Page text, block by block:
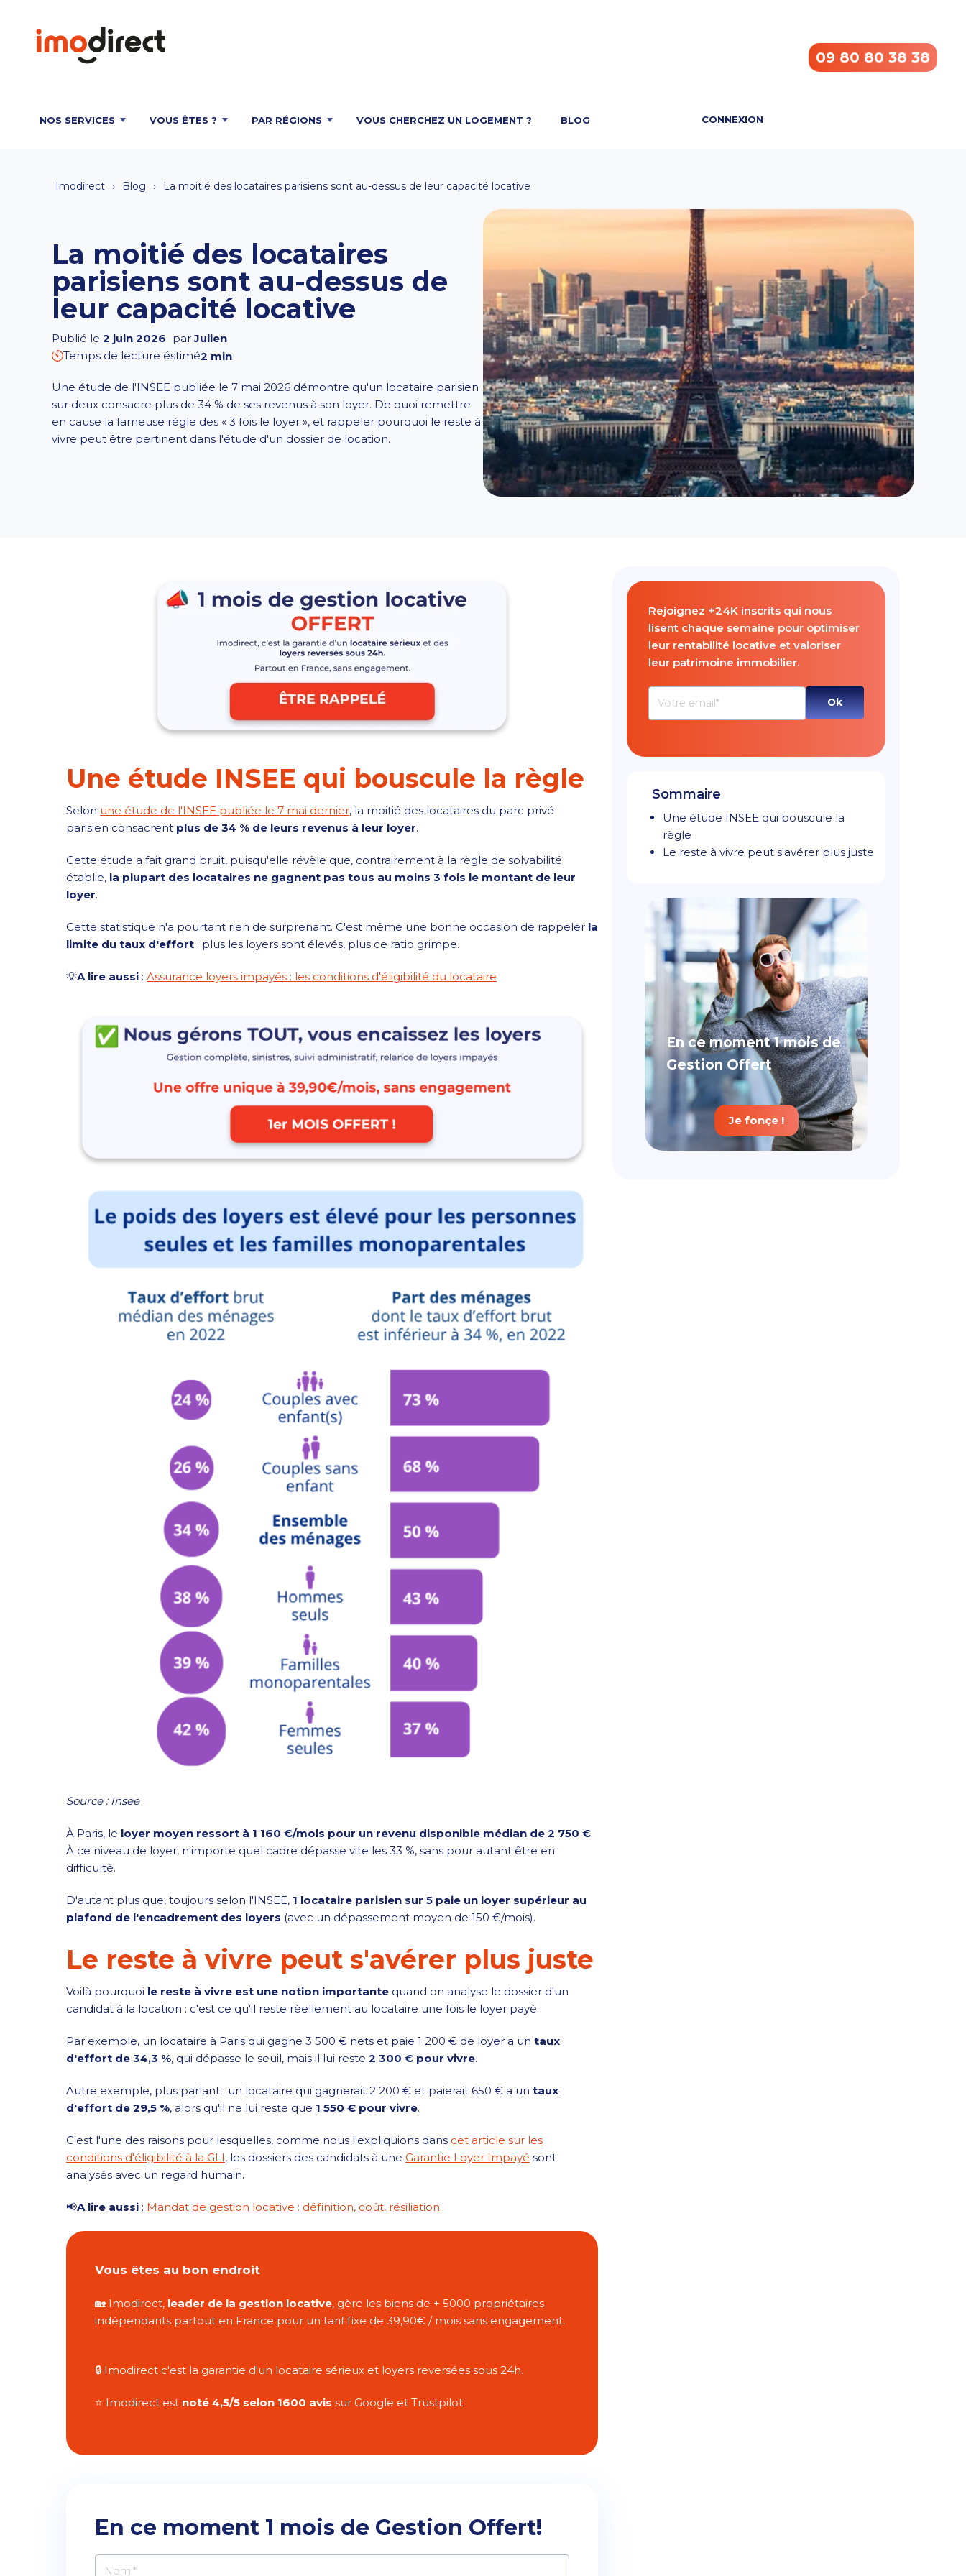
NOS SERVICES VOUS ÊTES ? PAR RÉGIONS VOUS CHERCHEZ UN LOGEMENT ? BLOG CONNEXION
09 80 80 38 38
Imodirect Blog La moitié des locataires parisiens sont au-dessus de leur capacité locative
La moitié des locataires
parisiens sont au-dessus de
leur capacité locative
Publié le 2 juin 2026 parJulien
Temps de lecture éstimé2 min
Une étude de l'INSEE publiée le 7 mai 2026 démontre qu'un locataire parisien
sur deux consacre plus de 34 % de ses revenus à son loyer. De quoi remettre
en cause la fameuse règle des « 3 fois le loyer », et rappeler pourquoi le reste à
vivre peut être pertinent dans l'étude d'un dossier de location.
Une étude INSEE qui bouscule la règle
Selon une étude de l'INSEE publiée le 7 mai dernier, la moitié des locataires du parc privé
parisien consacrent plus de 34 % de leurs revenus à leur loyer.
Cette étude a fait grand bruit, puisqu'elle révèle que, contrairement à la règle de solvabilité
établie, la plupart des locataires ne gagnent pas tous au moins 3 fois le montant de leur
loyer.
Cette statistique n'a pourtant rien de surprenant. C'est même une bonne occasion de rappeler la
limite du taux d'effort : plus les loyers sont élevés, plus ce ratio grimpe.
💡A lire aussi : Assurance loyers impayés : les conditions d'éligibilité du locataire
Source : Insee
À Paris, le loyer moyen ressort à 1 160 €/mois pour un revenu disponible médian de 2 750 €.
À ce niveau de loyer, n'importe quel cadre dépasse vite les 33 %, sans pour autant être en
difficulté.
D'autant plus que, toujours selon l'INSEE, 1 locataire parisien sur 5 paie un loyer supérieur au
plafond de l'encadrement des loyers (avec un dépassement moyen de 150 €/mois).
Le reste à vivre peut s'avérer plus juste
Voilà pourquoi le reste à vivre est une notion importante quand on analyse le dossier d'un
candidat à la location : c'est ce qu'il reste réellement au locataire une fois le loyer payé.
Par exemple, un locataire à Paris qui gagne 3 500 € nets et paie 1 200 € de loyer a un taux
d'effort de 34,3 %, qui dépasse le seuil, mais il lui reste 2 300 € pour vivre.
Autre exemple, plus parlant : un locataire qui gagnerait 2 200 € et paierait 650 € a un taux
d'effort de 29,5 %, alors qu'il ne lui reste que 1 550 € pour vivre.
C'est l'une des raisons pour lesquelles, comme nous l'expliquions dans cet article sur les
conditions d'éligibilité à la GLI, les dossiers des candidats à une Garantie Loyer Impayé sont
analysés avec un regard humain.
📢A lire aussi : Mandat de gestion locative : définition, coût, résiliation
Vous êtes au bon endroit
🏡 Imodirect, leader de la gestion locative, gère les biens de + 5000 propriétaires
indépendants partout en France pour un tarif fixe de 39,90€ / mois sans engagement.
🔒 Imodirect c'est la garantie d'un locataire sérieux et loyers reversées sous 24h.
⭐️ Imodirect est noté 4,5/5 selon 1600 avis sur Google et Trustpilot.
En ce moment 1 mois de Gestion Offert!
Rejoignez +24K inscrits qui nous
lisent chaque semaine pour optimiser
leur rentabilité locative et valoriser
leur patrimoine immobilier.
Sommaire
Une étude INSEE qui bouscule la
règle
Le reste à vivre peut s'avérer plus juste
En ce moment 1 mois de
Gestion Offert
Je fonçe !